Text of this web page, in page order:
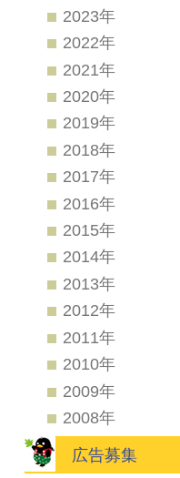
2023年
2022年
2021年
2020年
2019年
2018年
2017年
2016年
2015年
2014年
2013年
2012年
2011年
2010年
2009年
2008年
広告募集